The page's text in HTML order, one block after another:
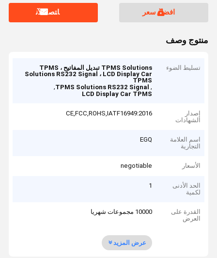
افضل سعر ﺎﺘﺼﻟ ﺍﻶﻧ
منتوج وصف
تسليط الضوء
TPMS Solutions تبديل المفاتيح ، TPMS
Solutions RS232 Signal ، LCD Display Car
TPMS
,
TPMS Solutions RS232 Signal
,
LCD Display Car TPMS
إصدار
الشهادات
CE,FCC,ROHS,IATF16949:2016
اسم العلامة
التجارية
EGQ
الأسعار negotiable
الحد الأدنى
لكمية
1
القدرة على
العرض
10000 مجموعات شهريا
عرض المزيد